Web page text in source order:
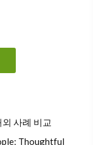
사례 비교
Thoughtful